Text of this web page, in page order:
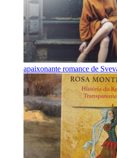
apaixonante romance de